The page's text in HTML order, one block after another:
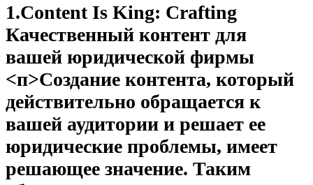
1.Content Is King: Crafting
Качественный контент для
вашей юридической фирмы
<п>Создание контента, который
действительно обращается к
вашей аудитории и решает ее
юридические проблемы, имеет
решающее значение. Таким